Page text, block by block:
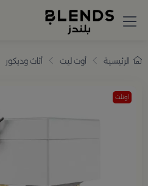
تسوّق من بلندز تشكيلة
الرئيسية أوت ليت أثاث وديكور
اوتلت